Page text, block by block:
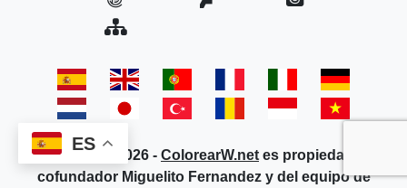
Copyright © 2026 - ColorearW.net es propiedad del
cofundador Miguelito Fernandez y del equipo de
ES